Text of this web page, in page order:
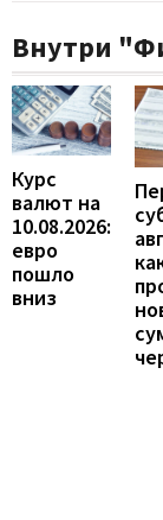
Внутри
Курс
валют на
10.08.2026:
евро
пошло
вниз